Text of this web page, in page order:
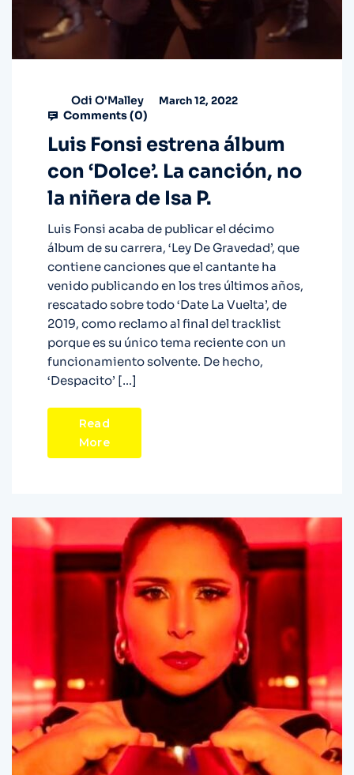
Odi O'Malley March 12, 2022
Comments (0)
Luis Fonsi estrena álbum
con ‘Dolce’. La canción, no
la niñera de Isa P.
Luis Fonsi acaba de publicar el décimo
álbum de su carrera, ‘Ley De Gravedad’, que
contiene canciones que el cantante ha
venido publicando en los tres últimos años,
rescatado sobre todo ‘Date La Vuelta’, de
2019, como reclamo al final del tracklist
porque es su único tema reciente con un
funcionamiento solvente. De hecho,
‘Despacito’ […]
Read
More